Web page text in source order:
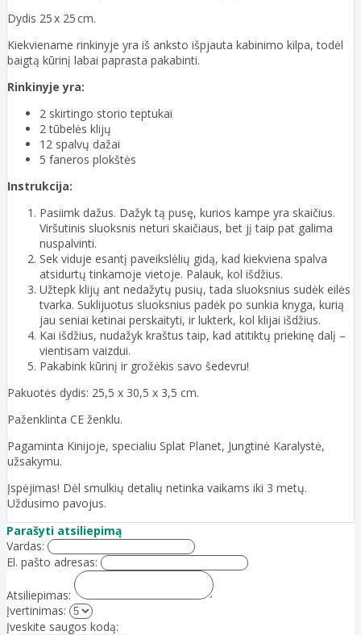
Dydis 25 x 25 cm.
Kiekviename rinkinyje yra iš anksto išpjauta kabinimo kilpa, todėl
baigtą kūrinį labai paprasta pakabinti.
Rinkinyje yra:
2 skirtingo storio teptukai
2 tūbelės klijų
12 spalvų dažai
5 faneros plokštės
Instrukcija:
Pasiimk dažus. Dažyk tą pusę, kurios kampe yra skaičius.
Viršutinis sluoksnis neturi skaičiaus, bet jį taip pat galima
nuspalvinti.
Sek viduje esantį paveikslėlių gidą, kad kiekviena spalva
atsidurtų tinkamoje vietoje. Palauk, kol išdžius.
Užtepk klijų ant nedažytų pusių, tada sluoksnius sudėk eilės
tvarka. Suklijuotus sluoksnius padėk po sunkia knyga, kurią
jau seniai ketinai perskaityti, ir lukterk, kol klijai išdžius.
Kai išdžius, nudažyk kraštus taip, kad atitiktų priekinę dalį –
vientisam vaizdui.
Pakabink kūrinį ir grožėkis savo šedevru!
Pakuotės dydis: 25,5 x 30,5 x 3,5 cm.
Paženklinta CE ženklu.
Pagaminta Kinijoje, specialiu Splat Planet, Jungtinė Karalystė,
užsakymu.
Įspėjimas! Dėl smulkių detalių netinka vaikams iki 3 metų.
Uždusimo pavojus.
Parašyti atsiliepimą
Vardas:
El. pašto adresas:
Atsiliepimas:
Įvertinimas:
Įveskite saugos kodą: